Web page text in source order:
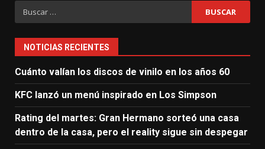
Buscar:
NOTICIAS RECIENTES
Cuánto valían los discos de vinilo en los años 60
KFC lanzó un menú inspirado en Los Simpson
Rating del martes: Gran Hermano sorteó una casa
dentro de la casa, pero el reality sigue sin despegar